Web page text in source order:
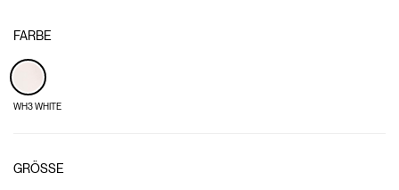
FARBE
WH3 WHITE
GRÖSSE